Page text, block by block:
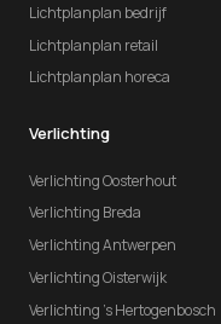
Lichtplanplan bedrijf
Lichtplanplan retail
Lichtplanplan horeca
Verlichting
Verlichting Oosterhout
Verlichting Breda
Verlichting Antwerpen
Verlichting Oisterwijk
Verlichting 's Hertogenbosch